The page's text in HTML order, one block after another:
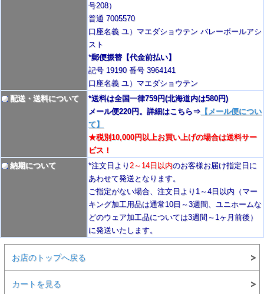
号208）
普通 7005570
口座名義 ユ）マエダショウテン バレーボールアシ
スト
*郵便振替【代金前払い】
記号 19190 番号 3964141
口座名義 ユ）マエダショウテン
配送・送料について
*送料は全国一律759円(北海道内は580円)
メール便220円。詳細はこちら⇒ 【メール便につい
て】
★税別10,000円以上お買い上げの場合は送料サー
ビス！
納期について
*注文日より 2～14日以内のお客様お届け指定日に
あわせて発送となります。
ご指定がない場合、注文日より1～4日以内 （マー
キング加工用品は通常10日 ～3週間 、ユニホームな
どのウェア加工品については3週間～ 1ヶ月前後 ）
に発送いたします。
お店のトップへ戻る
カートを見る